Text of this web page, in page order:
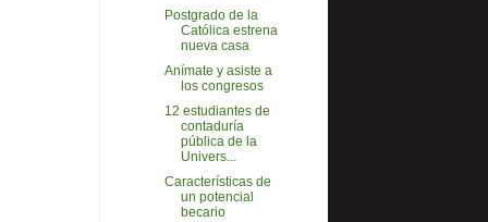
Postgrado de la
Católica estrena
nueva casa
Anímate y asiste a
los congresos
12 estudiantes de
contaduría
pública de la
Univers...
Características de
un potencial
becario